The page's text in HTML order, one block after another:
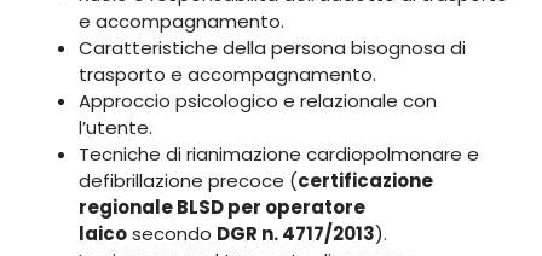
e accompagnamento.
Caratteristiche della persona bisognosa di
trasporto e accompagnamento.
Approccio psicologico e relazionale con
l’utente.
Tecniche di rianimazione cardiopolmonare e
defibrillazione precoce (certificazione
regionale BLSD per operatore
laicosecondo DGR n. 4717/2013).